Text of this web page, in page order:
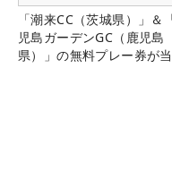
「潮来CC（茨城県）」＆
児島ガーデンGC（鹿児島
県）」の無料プレー券が